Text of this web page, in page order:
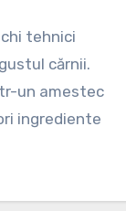
tehnici
cărnii.
un amestec
ingrediente